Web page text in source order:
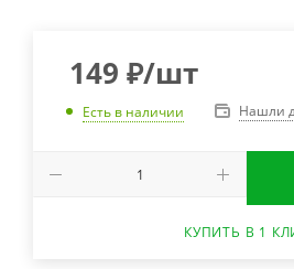
149 ₽/шт
Есть в наличии Нашли
КУПИТЬ В 1